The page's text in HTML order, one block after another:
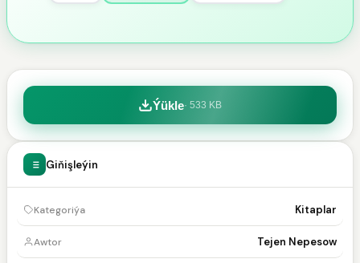
Ýükle· 533 KB
Giňişleýin
Kategoriýa Kitaplar
Awtor Tejen Nepesow